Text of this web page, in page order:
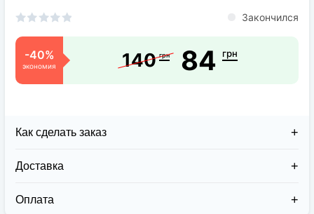
Закончился
-40%
экономия 140 грн 84 грн
Как сделать заказ
Доставка
курьерскими службами:
Оплата